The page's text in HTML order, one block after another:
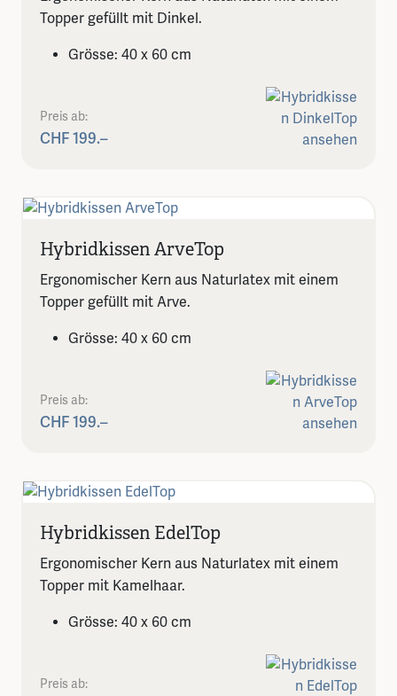
Topper gefüllt mit Dinkel.
Grösse: 40 x 60 cm
Preis ab:
CHF 199.–
Hybridkissen ArveTop
Ergonomischer Kern aus Naturlatex mit einem
Topper gefüllt mit Arve.
Grösse: 40 x 60 cm
Preis ab:
CHF 199.–
Hybridkissen EdelTop
Ergonomischer Kern aus Naturlatex mit einem
Topper mit Kamelhaar.
Grösse: 40 x 60 cm
Preis ab: